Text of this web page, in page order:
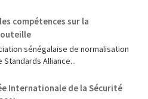
compétences sur la
sénégalaise de normalisation
Standards Alliance...
Internationale de la Sécurité